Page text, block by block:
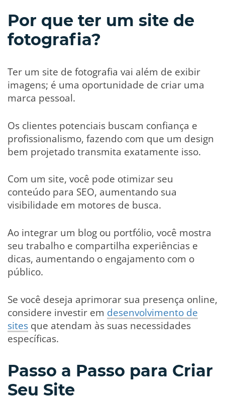
Por que ter um site de
fotografia?
Ter um site de fotografia vai além de exibir
imagens; é uma oportunidade de criar uma
marca pessoal.
Os clientes potenciais buscam confiança e
profissionalismo, fazendo com que um design
bem projetado transmita exatamente isso.
Com um site, você pode otimizar seu
conteúdo para SEO, aumentando sua
visibilidade em motores de busca.
Ao integrar um blog ou portfólio, você mostra
seu trabalho e compartilha experiências e
dicas, aumentando o engajamento com o
público.
Se você deseja aprimorar sua presença online,
considere investir em desenvolvimento de
sites que atendam às suas necessidades
específicas.
Passo a Passo para Criar
Seu Site